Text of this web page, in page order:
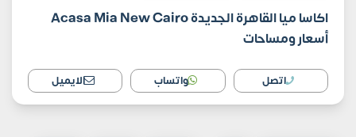
اكاسا ميا القاهرة الجديدة Acasa Mia New Cairo
أسعار ومساحات
اتصل واتساب الايميل